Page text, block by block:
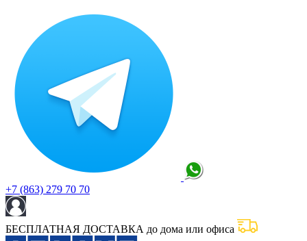
+7 (863) 279 70 70
БЕСПЛАТНАЯ ДОСТАВКА до дома или офиса